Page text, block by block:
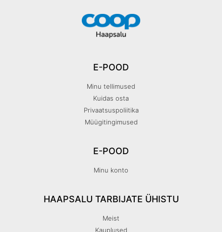
E-POOD
Minu tellimused
Kuidas osta
Privaatsuspoliitika
Müügitingimused
E-POOD
Minu konto
HAAPSALU TARBIJATE ÜHISTU
Meist
Kauplused